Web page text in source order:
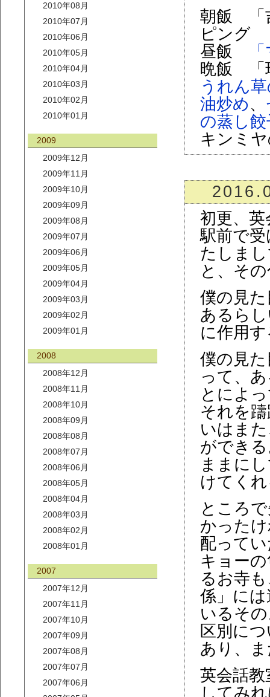
2010年08月
2010年07月
2010年06月
2010年05月
2010年04月
2010年03月
2010年02月
2010年01月
2009
2009年12月
2009年11月
2009年10月
2009年09月
2009年08月
2009年07月
2009年06月
2009年05月
2009年04月
2009年03月
2009年02月
2009年01月
2008
2008年12月
2008年11月
2008年10月
2008年09月
2008年08月
2008年07月
2008年06月
2008年05月
2008年04月
2008年03月
2008年02月
2008年01月
2007
2007年12月
2007年11月
2007年10月
2007年09月
2007年08月
2007年07月
2007年06月
朝飯 「
ピング
昼飯
晩飯 「
うれん
油炒め 、
の蒸し餃
キンミ
初更、
駅前で
たしま
と、そ
僕の見
あるら
に作用
僕の見
って、
とによ
それを
いはま
ができ
ままに
けてく
ところ
かった
配って
キョー
るお寺
係」に
いるそ
区別に
あり、
英会話
してみ